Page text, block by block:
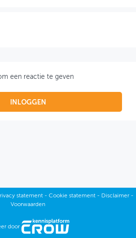
een reactie te geven
INLOGGEN
statement- Cookie statement- Disclaimer-
Voorwaarden
door